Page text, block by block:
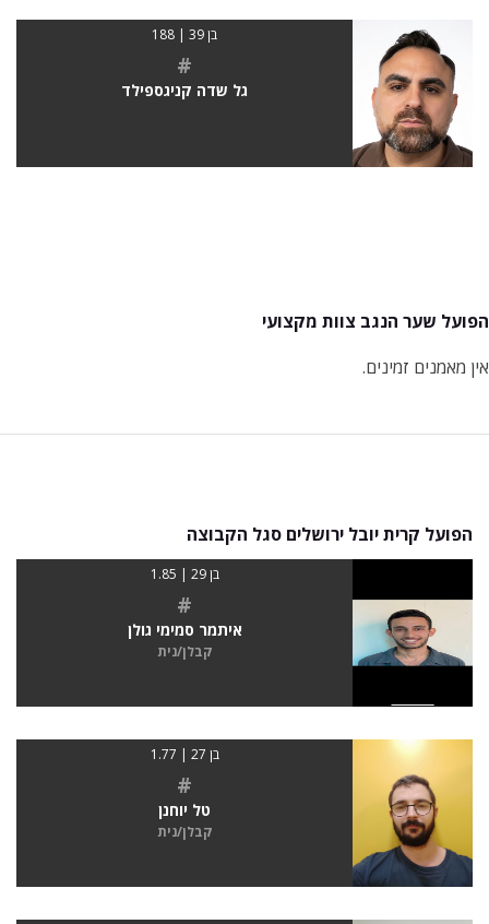
בן 39 | 188
#
גל שדה קניגספילד
הפועל שער הנגב צוות מקצועי
אין מאמנים זמינים.
הפועל קרית יובל ירושלים סגל הקבוצה
בן 29 | 1.85
#
איתמר סמימי גולן
קבלן/נית
בן 27 | 1.77
#
טל יוחנן
קבלן/נית